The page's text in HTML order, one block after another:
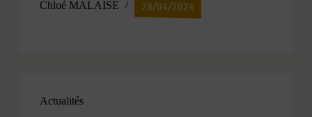
Chloé MALAISE 29/04/2024
Actualités